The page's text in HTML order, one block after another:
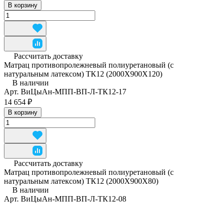
В корзину
Рассчитать доставку
Матрац противопролежневый полиуретановый (с
натуральным латексом) ТК12 (2000Х900Х120)
В наличии
Арт. ВиЦыАн-МПП-ВП-Л-ТК12-17
14 654 ₽
В корзину
Рассчитать доставку
Матрац противопролежневый полиуретановый (с
натуральным латексом) ТК12 (2000Х900Х80)
В наличии
Арт. ВиЦыАн-МПП-ВП-Л-ТК12-08